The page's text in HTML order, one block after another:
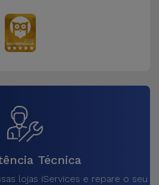
Técnica
lojas iServices e repare o seu